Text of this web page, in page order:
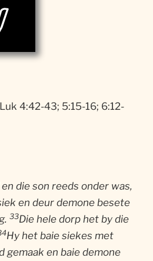
4:42-43; 5:15-16; 6:12-
die son reeds onder was,
en deur demone besete
33Die hele dorp het by die
Hy het baie siekes met
gemaak en baie demone